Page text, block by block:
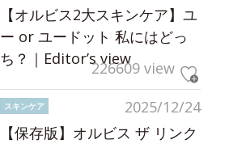
【オルビス2大スキンケア】ユ
ー or ユードット 私にはどっ
ち？｜Editor’s view226609 view
2025/12/24
スキンケア
【保存版】オルビス ザ リンク